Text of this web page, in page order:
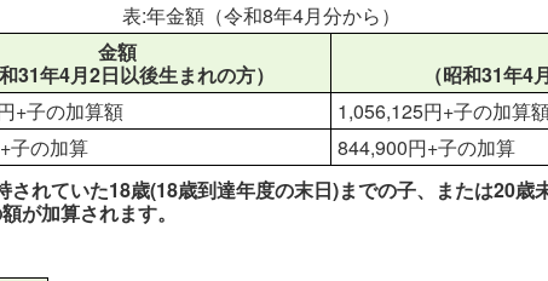
表:年金額（令和8年4月分から）
金額
和31年4月2日以後生まれの方）
（昭和31年4
+子の加算額
1,056,125円+子の加算
子の加算
844,900円+子の加算
されていた18歳(18歳到達年度の末日)までの子、または20歳
が加算されます。